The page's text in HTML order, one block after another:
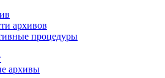
архивов
процедуры
архивы